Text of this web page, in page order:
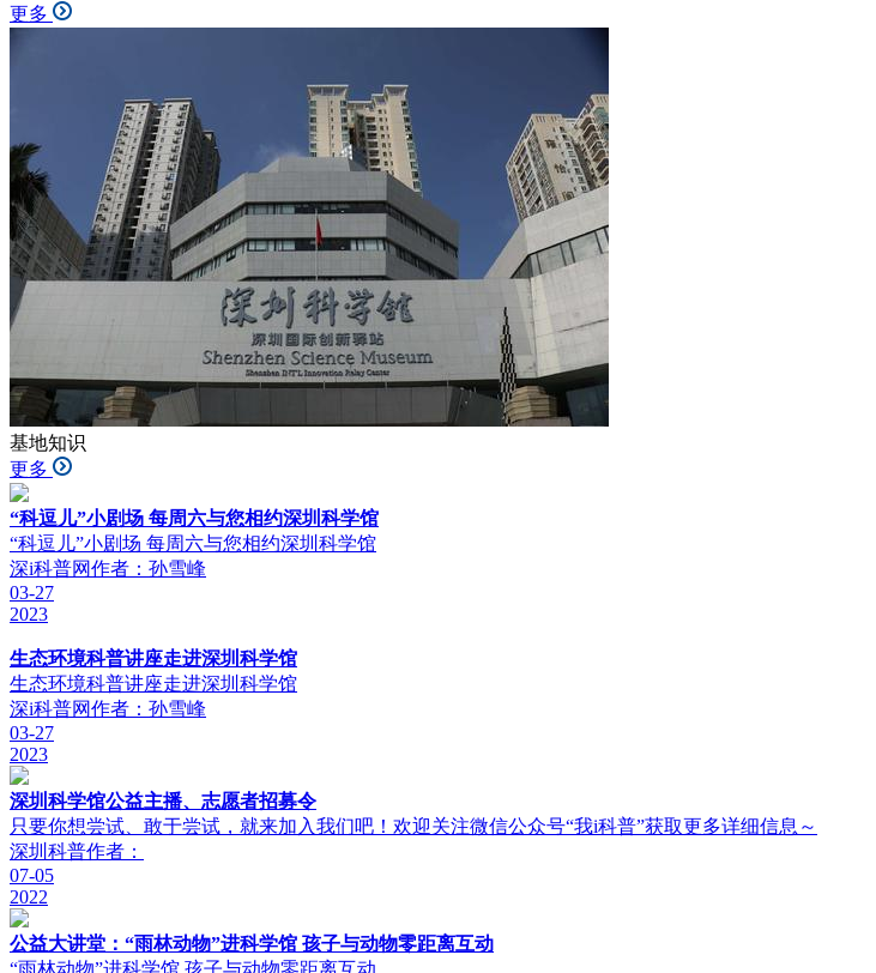
更多
基地知识
更多
“科逗儿”小剧场 每周六与您相约深圳科学馆
“科逗儿”小剧场 每周六与您相约深圳科学馆
深i科普网作者：孙雪峰
03-27
2023
生态环境科普讲座走进深圳科学馆
生态环境科普讲座走进深圳科学馆
深i科普网作者：孙雪峰
03-27
2023
深圳科学馆公益主播、志愿者招募令
只要你想尝试、敢于尝试，就来加入我们吧！欢迎关注微信公众号“我i科普”获取更多详细信息～
深圳科普作者：
07-05
2022
公益大讲堂：“雨林动物”进科学馆 孩子与动物零距离互动